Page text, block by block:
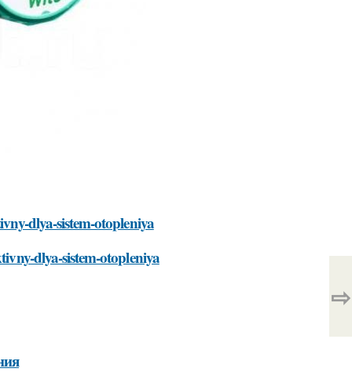
dlya-sistem-otopleniya
dlya-sistem-otopleniya
⇨